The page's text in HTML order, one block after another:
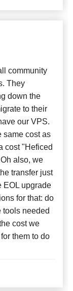
community
They
down the
to their
our VPS.
same cost as
cost "Heficed
also, we
transfer just
EOL upgrade
for that: do
tools needed
cost we
them to do